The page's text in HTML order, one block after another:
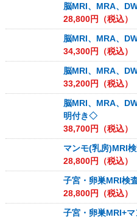
脳MRI、MRA、
28,800円（税込）
脳MRI、MRA、
34,300円（税込）
脳MRI、MRA、
33,200円（税込）
脳MRI、MRA、
明付き◇
38,700円（税込）
マンモ(乳房)MRI
28,800円（税込）
子宮・卵巣MRI検
28,800円（税込）
子宮・卵巣MRI+